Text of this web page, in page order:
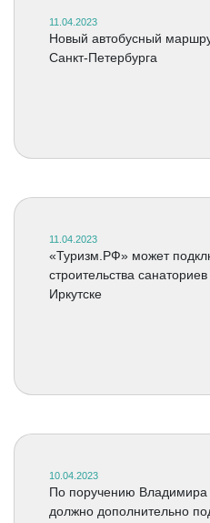
11.04.2023
Новый автобусный
Санкт-Петербурга
11.04.2023
«Туризм.РФ» может
строительства
Иркутске
10.04.2023
По поручению Владимира
должно дополнительно